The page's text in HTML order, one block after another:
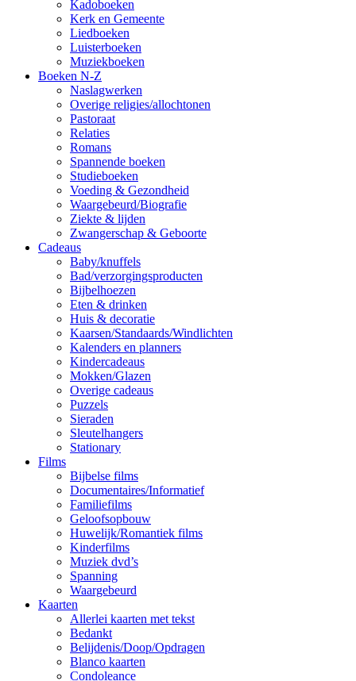
Kadoboeken
Kerk en Gemeente
Liedboeken
Luisterboeken
Muziekboeken
Boeken N-Z
Naslagwerken
Overige religies/allochtonen
Pastoraat
Relaties
Romans
Spannende boeken
Studieboeken
Voeding & Gezondheid
Waargebeurd/Biografie
Ziekte & lijden
Zwangerschap & Geboorte
Cadeaus
Baby/knuffels
Bad/verzorgingsproducten
Bijbelhoezen
Eten & drinken
Huis & decoratie
Kaarsen/Standaards/Windlichten
Kalenders en planners
Kindercadeaus
Mokken/Glazen
Overige cadeaus
Puzzels
Sieraden
Sleutelhangers
Stationary
Films
Bijbelse films
Documentaires/Informatief
Familiefilms
Geloofsopbouw
Huwelijk/Romantiek films
Kinderfilms
Muziek dvd’s
Spanning
Waargebeurd
Kaarten
Allerlei kaarten met tekst
Bedankt
Belijdenis/Doop/Opdragen
Blanco kaarten
Condoleance